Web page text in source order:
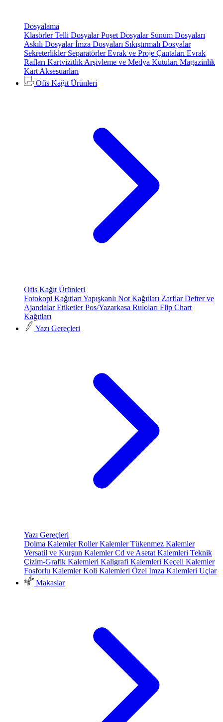
Dosyalama
KlasörlerTelli DosyalarPoşet Dosyalar Sunum Dosyaları
Askılı Dosyalarİmza Dosyaları Sıkıştırmalı Dosyalar
Sekreterlikler SeparatörlerEvrak ve Proje Çantaları Evrak
Rafları Kartvizitlik Arşivleme ve Medya Kutuları Magazinlik
Kart Aksesuarları
Ofis Kağıt Ürünleri
Ofis Kağıt Ürünleri
Fotokopi Kağıtları Yapışkanlı Not Kağıtları ZarflarDefter ve
AjandalarEtiketlerPos/Yazarkasa Ruloları Flip Chart
Kağıtları
Yazı Gereçleri
Yazı Gereçleri
Dolma KalemlerRoller KalemlerTükenmez Kalemler
Versatil ve Kurşun KalemlerCd ve Asetat Kalemleri Teknik
Çizim-Grafik Kalemleri Kaligrafi Kalemleri Keçeli Kalemler
Fosforlu KalemlerKoli Kalemleri Özel İmza Kalemleri Uçlar
Makaslar